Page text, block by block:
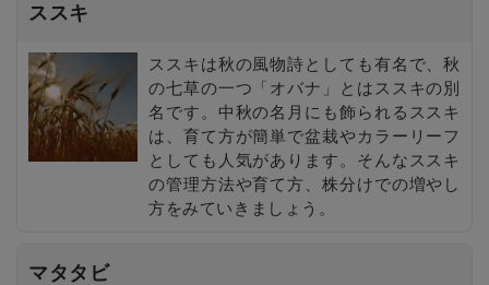
ススキ
ススキは秋の風物詩としても有名で、秋
の七草の一つ「オバナ」とはススキの別
名です。中秋の名月にも飾られるススキ
は、育て方が簡単で盆栽やカラーリーフ
としても人気があります。そんなススキ
の管理方法や育て方、株分けでの増やし
方をみていきましょう。
マタタビ